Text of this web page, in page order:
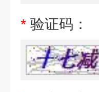
* 验证码：